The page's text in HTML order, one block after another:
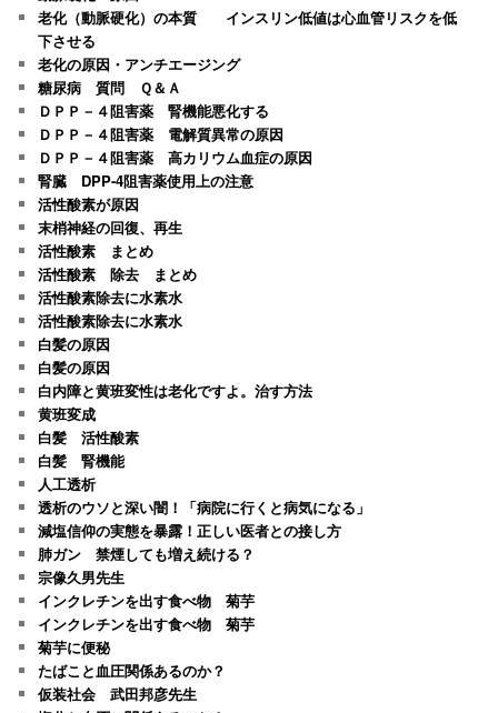
老化（動脈硬化）の本質 インスリン低値は心血管リスクを低
下させる
老化の原因・アンチエージング
糖尿病 質問 Ｑ＆Ａ
ＤＰＰ－４阻害薬 腎機能悪化する
ＤＰＰ－４阻害薬 電解質異常の原因
ＤＰＰ－４阻害薬 高カリウム血症の原因
腎臓 DPP-4阻害薬使用上の注意
活性酸素が原因
末梢神経の回復、再生
活性酸素 まとめ
活性酸素 除去 まとめ
活性酸素除去に水素水
活性酸素除去に水素水
白髪の原因
白髪の原因
白内障と黄班変性は老化ですよ。治す方法
黄班変成
白髪 活性酸素
白髪 腎機能
人工透析
透析のウソと深い闇！「病院に行くと病気になる」
減塩信仰の実態を暴露！正しい医者との接し方
肺ガン 禁煙しても増え続ける？
宗像久男先生
インクレチンを出す食べ物 菊芋
インクレチンを出す食べ物 菊芋
菊芋に便秘
たばこと血圧関係あるのか？
仮装社会 武田邦彦先生